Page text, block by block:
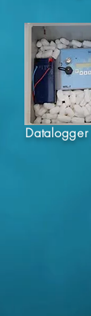
Datalogger